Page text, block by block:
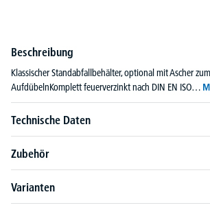
Beschreibung
Klassischer Standabfallbehälter, optional mit Ascher
AufdübelnKomplett feuerverzinkt nach DIN EN ISO…
Technische Daten
Zubehör
Varianten